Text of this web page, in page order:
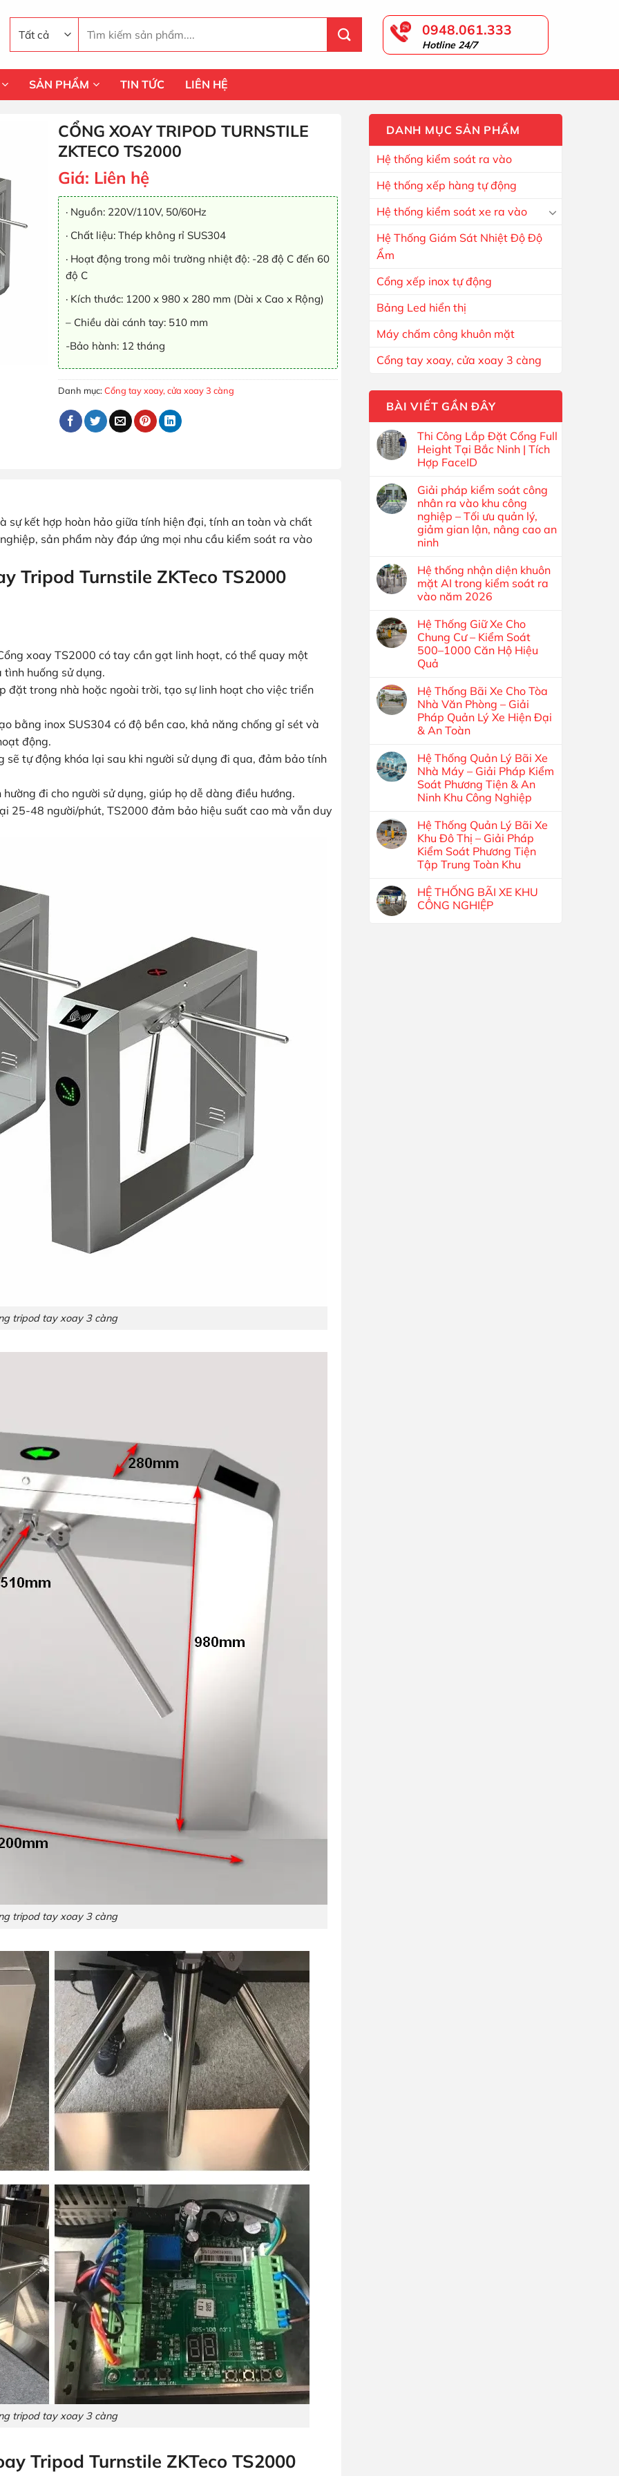
kiếm:
0948.061.333
Hotline 24/7
SẢN PHẨM TIN TỨC LIÊN HỆ
DANH MỤC SẢN PHẨM
Hệ thống kiểm soát ra vào
Hệ thống xếp hàng tự động
Hệ thống kiểm soát xe ra vào
Hệ Thống Giám Sát Nhiệt Độ Độ
Ẩm
Cổng xếp inox tự động
Bảng Led hiển thị
Máy chấm công khuôn mặt
Cổng tay xoay, cửa xoay 3 càng
BÀI VIẾT GẦN ĐÂY
Thi Công Lắp Đặt Cổng Full
Height Tại Bắc Ninh | Tích
Hợp FaceID
Giải pháp kiểm soát công
nhân ra vào khu công
nghiệp – Tối ưu quản lý,
giảm gian lận, nâng cao an
ninh
Hệ thống nhận diện khuôn
mặt AI trong kiểm soát ra
vào năm 2026
Hệ Thống Giữ Xe Cho
Chung Cư – Kiểm Soát
500–1000 Căn Hộ Hiệu
Quả
Hệ Thống Bãi Xe Cho Tòa
Nhà Văn Phòng – Giải
Pháp Quản Lý Xe Hiện Đại
& An Toàn
Hệ Thống Quản Lý Bãi Xe
Nhà Máy – Giải Pháp Kiểm
Soát Phương Tiện & An
Ninh Khu Công Nghiệp
Hệ Thống Quản Lý Bãi Xe
Khu Đô Thị – Giải Pháp
Kiểm Soát Phương Tiện
Tập Trung Toàn Khu
HỆ THỐNG BÃI XE KHU
CÔNG NGHIỆP
CỔNG XOAY TRIPOD TURNSTILE
ZKTECO TS2000
Giá: Liên hệ
· Nguồn: 220V/110V, 50/60Hz
· Chất liệu: Thép không rỉ SUS304
· Hoạt động trong môi trường nhiệt độ: -28 độ C đến 60
độ C
· Kích thước: 1200 x 980 x 280 mm (Dài x Cao x Rộng)
– Chiều dài cánh tay: 510 mm
-Bảo hành: 12 tháng
Danh mục: Cổng tay xoay, cửa xoay 3 càng
sự kết hợp hoàn hảo giữa tính hiện đại, tính an toàn và chất
sản phẩm này đáp ứng mọi nhu cầu kiểm soát ra vào
Tripod Turnstile ZKTeco TS2000
xoay TS2000 có tay cần gạt linh hoạt, có thể quay một
huống sử dụng.
đặt trong nhà hoặc ngoài trời, tạo sự linh hoạt cho việc triển
bằng inox SUS304 có độ bền cao, khả năng chống gỉ sét và
động.
sẽ tự động khóa lại sau khi người sử dụng đi qua, đảm bảo tính
đi cho người sử dụng, giúp họ dễ dàng điều hướng.
25-48 người/phút, TS2000 đảm bảo hiệu suất cao mà vẫn duy
tripod tay xoay 3 càng
tripod tay xoay 3 càng
tripod tay xoay 3 càng
Tripod Turnstile ZKTeco TS2000